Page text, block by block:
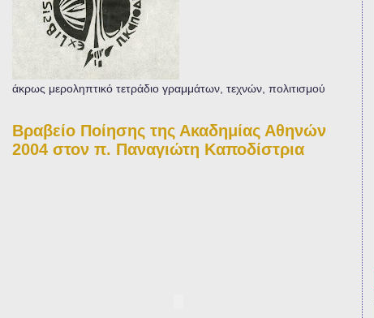
άκρως μεροληπτικό τετράδιο γραμμάτων, τεχνών, πολιτισμού
Βραβείο Ποίησης της Ακαδημίας Αθηνών
2004 στον π. Παναγιώτη Καποδίστρια